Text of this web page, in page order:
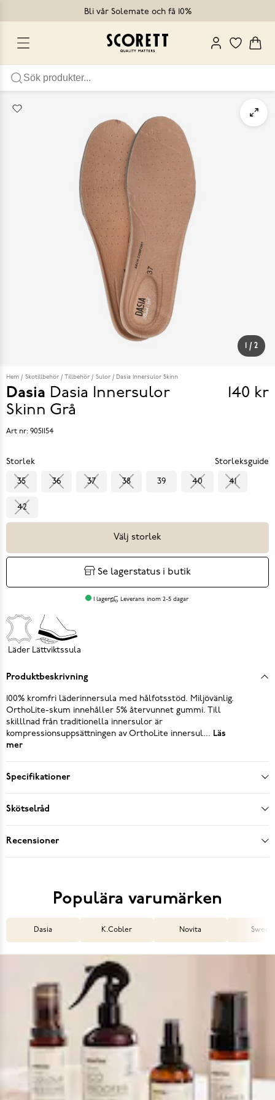
Bli vår Solemate och få 10%
/ 2
Hem Skotillbehör Tillbehör Sulor Dasia Innersulor Skinn
Dasia Dasia Innersulor
Skinn Grå
Pris
140 kr
Art nr: 9051154
Storlek Storleksguide
35 36 37 38 39 40 41
42
Välj storlek
Se lagerstatus i butik
I lager Leverans inom 2-5 dagar
Läder Lättviktssula
Produktbeskrivning
100% kromfri läderinnersula med hålfotsstöd. Miljövänlig.
OrthoLite-skum innehåller 5% återvunnet gummi. Till
skilllnad från traditionella innersulor är
kompressionsuppsättningen av OrthoLite innersul... Läs
mer
Specifikationer
Skötselråd
Recensioner
Populära varumärken
Dasia K.Cobler Novita